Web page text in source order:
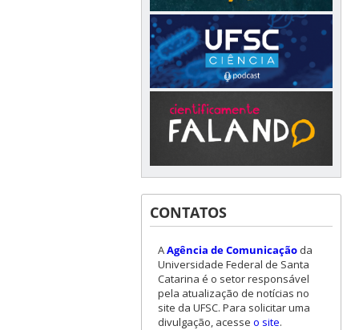
CONTATOS
AAgência de Comunicaçãoda
Universidade Federal de Santa
Catarina é o setor responsável
pela atualização de notícias no
site da UFSC. Para solicitar uma
divulgação, acesse o site.